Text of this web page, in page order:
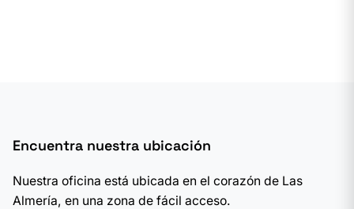
Encuentra nuestra ubicación
Nuestra oficina está ubicada en el corazón de Las
Almería, en una zona de fácil acceso.